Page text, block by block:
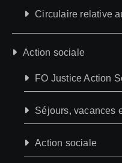
Circulaire relative
Action sociale
FO Justice Action
Séjours, vacances
Action sociale